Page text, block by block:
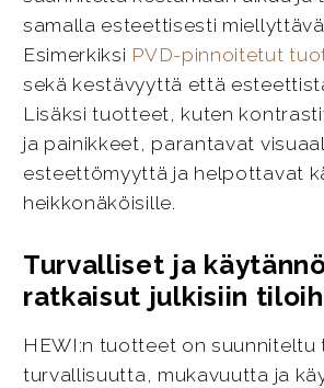
samalla esteettisesti
Esimerkiksi PVD-pinnoitetut
sekä kestävyyttä että
Lisäksi tuotteet, kuten
ja painikkeet, parantavat
esteettömyyttä ja helpottavat
heikkonäköisille.
Turvalliset ja
ratkaisut julkisiin
HEWI:n tuotteet on suunniteltu
turvallisuutta, mukavuutta ja